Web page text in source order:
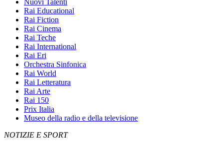
Nuovi Talenti
Rai Educational
Rai Fiction
Rai Cinema
Rai Teche
Rai International
Rai Eri
Orchestra Sinfonica
Rai World
Rai Letteratura
Rai Arte
Rai 150
Prix Italia
Museo della radio e della televisione
NOTIZIE E SPORT